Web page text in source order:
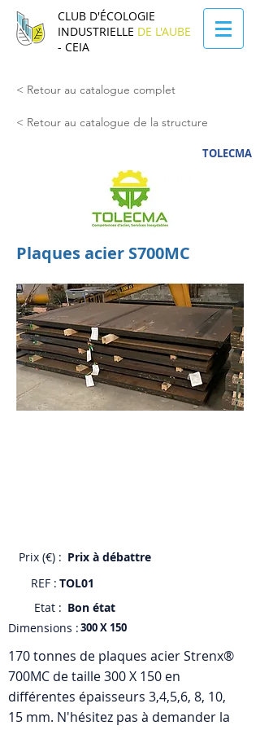
CLUB D'ÉCOLOGIE
INDUSTRIELLE DE L'AUBE
- CEIA
< Retour au catalogue complet
< Retour au catalogue de la structure
TOLECMA
Plaques acier S700MC
Prix (€) : Prix à débattre
REF : TOL01
Etat : Bon état
Dimensions :300 X 150
170 tonnes de plaques acier Strenx®
700MC de taille 300 X 150 en
différentes épaisseurs 3,4,5,6, 8, 10,
15 mm. N'hésitez pas à demander la